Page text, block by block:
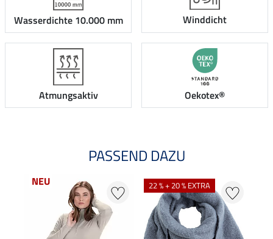
Wasserdichte 10.000 mm Winddicht
Atmungsaktiv Oekotex®
PASSEND DAZU
NEU 22 % + 20 % EXTRA